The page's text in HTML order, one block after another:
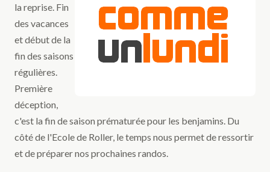
la reprise. Fin
des vacances
et début de la
fin des saisons
régulières.
Première
déception,
c'est la fin de saison prématurée pour les benjamins. Du
côté de l'Ecole de Roller, le temps nous permet de ressortir
et de préparer nos prochaines randos.